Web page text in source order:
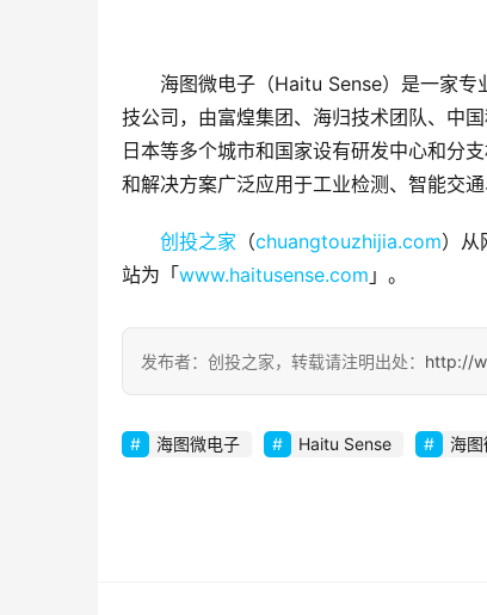
海图微电子（Haitu Sense）是一家
技公司，由富煌集团、海归技术团队、中
日本等多个城市和国家设有研发中心和分
和解决方案广泛应用于工业检测、智能交
创投之家 （chuangtouzhijia.com）从
站为「www.haitusense.com 」。
发布者：创投之家，转载请注明出处： http://
海图微电子 Haitu Sense 海图